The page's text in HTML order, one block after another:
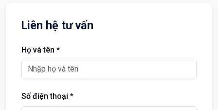
Liên hệ tư vấn
Họ và tên *
Số điện thoại *